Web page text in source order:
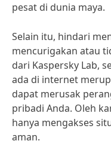
pesat di dunia maya.
Selain itu, hindari
mencurigakan atau
dari Kaspersky Lab,
ada di internet
dapat merusak
pribadi Anda. Oleh
hanya mengakses
aman.